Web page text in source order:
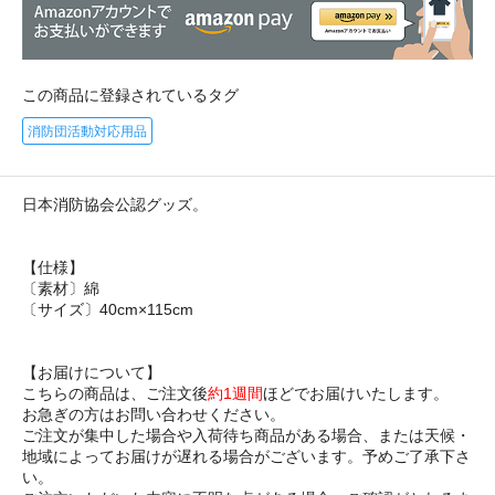
この商品に登録されているタグ
消防団活動対応用品
日本消防協会公認グッズ。
【仕様】
〔素材〕綿
〔サイズ〕40cm×115cm
【お届けについて】
こちらの商品は、ご注文後約1週間ほどでお届けいたします。
お急ぎの方はお問い合わせください。
ご注文が集中した場合や入荷待ち商品がある場合、または天候・
地域によってお届けが遅れる場合がございます。予めご了承下さ
い。